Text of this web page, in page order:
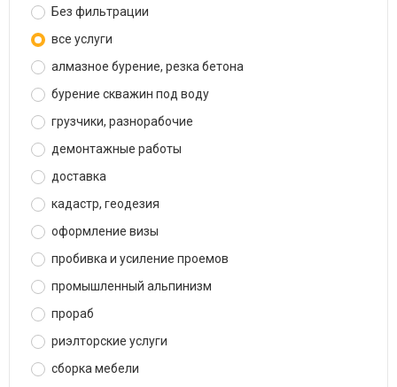
Без фильтрации
все услуги
алмазное бурение, резка бетона
бурение скважин под воду
грузчики, разнорабочие
демонтажные работы
доставка
кадастр, геодезия
оформление визы
пробивка и усиление проемов
промышленный альпинизм
прораб
риэлторские услуги
сборка мебели